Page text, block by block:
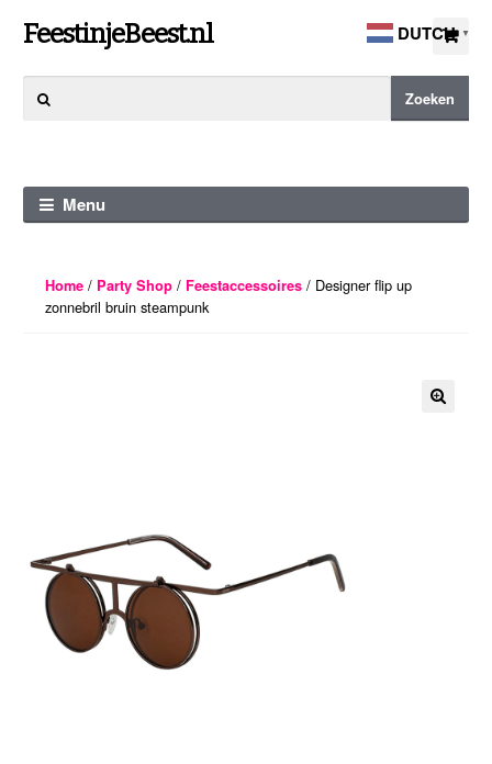
Ga
naar
navigatie
Ga
naar
de
FeestinjeBeest.nl
naar:
Zoeken
Menu
Home/ Party Shop/ Feestaccessoires/ Designer flip up
zonnebril bruin steampunk
DUTCH ▼